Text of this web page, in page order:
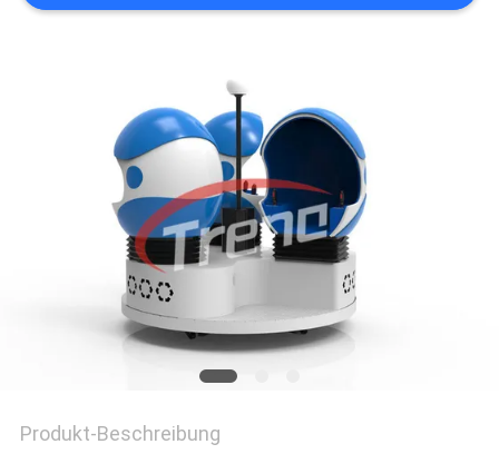
Produkt-Beschreibung